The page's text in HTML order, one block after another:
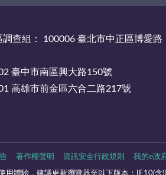
查組： 100006 臺北市中正區博愛路
臺中市南區興大路150號
高雄市前金區六合二路217號
著作權聲明 資訊安全行政規則 我的e政
用體驗，建議更新瀏覽器至以下版本：IE10(含